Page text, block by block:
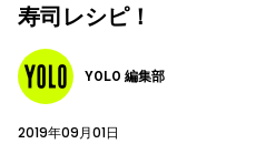
寿司レシピ！
YOLO 編集部
2019年09月01日